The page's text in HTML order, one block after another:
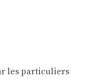
les particuliers